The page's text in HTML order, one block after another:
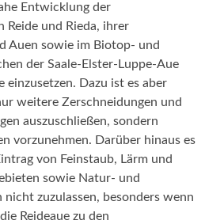
Entwicklung der
Reide und Rieda, ihrer
Auen sowie im Biotop- und
der Saale-Elster-Luppe-Aue
einzusetzen. Dazu ist es aber
weitere Zerschneidungen und
auszuschließen, sondern
vorzunehmen. Darüber hinaus es
von Feinstaub, Lärm und
sowie Natur- und
nicht zuzulassen, besonders wenn
Reideaue zu den